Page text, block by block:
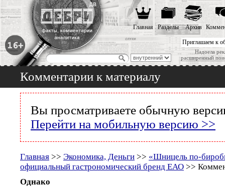
Приглашаем к
Надоела
расширенный
Главная Разделы Архив
Комментарии к материалу
Вы просматриваете обычную
Перейти на мобильную версию >>
Главная >> Экономика, Деньги >> «Шницель по-
официальный гастрономический бренд ЕАО >>
Однако